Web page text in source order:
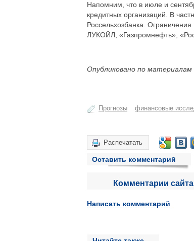
Напомним, что в июле и
кредитных организаций. В
Россельхозбанка.
ЛУКОЙЛ, «Газпромнефть»,
Опубликовано по
Прогнозы финансовые
Распечатать
Оставить комментарий
Комментарии сайта
Написать комментарий